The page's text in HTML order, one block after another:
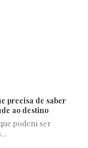
precisa de saber
ao destino
podem ser